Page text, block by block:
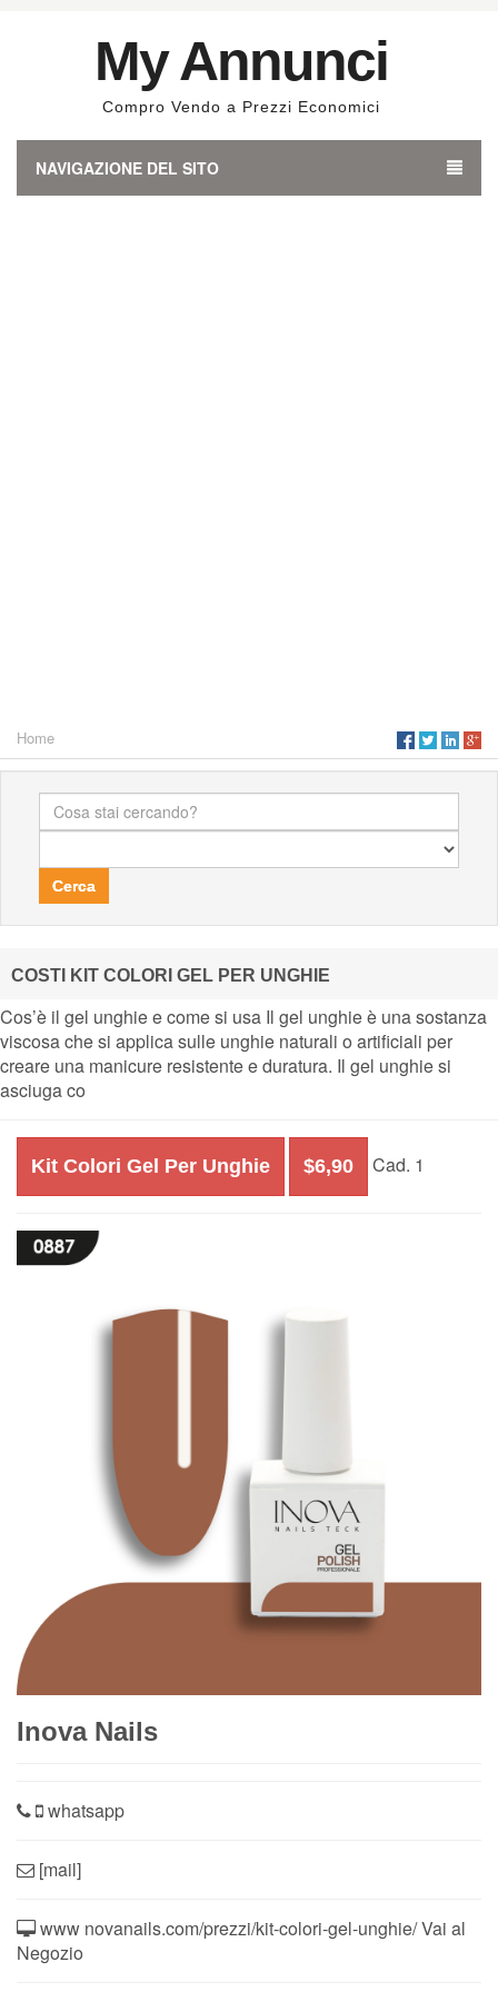
My Annunci
Compro Vendo a Prezzi Economici
NAVIGAZIONE DEL SITO
Home
Cerca
COSTI KIT COLORI GEL PER UNGHIE
Cos’è il gel unghie e come si usa Il gel unghie è una sostanza
viscosa che si applica sulle unghie naturali o artificiali per
creare una manicure resistente e duratura. Il gel unghie si
asciuga co
Kit Colori Gel Per Unghie $6,90 Cad. 1
Inova Nails
whatsapp
[mail]
www novanails.com/prezzi/kit-colori-gel-unghie/Vai al
Negozio